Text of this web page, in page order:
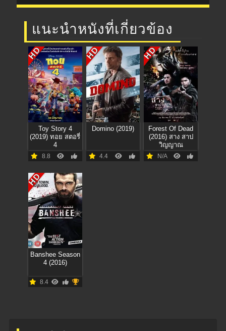
แนะนำหนังที่เกี่ยวข้อง
HD
Toy Story 4
(2019) ทอย สตอรี่
4
8.8
HD
Domino (2019)
4.4
HD
Forest Of Dead
(2016) สาง สาป
วิญญาณ
N/A
HD
Banshee Season
4 (2016)
8.4